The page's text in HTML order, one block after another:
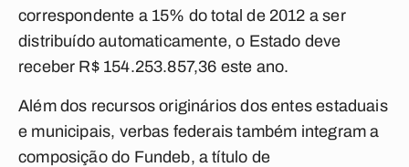
correspondente a 15% do total de 2012 a ser
distribuído automaticamente, o Estado deve
receber R$ 154.253.857,36 este ano.
Além dos recursos originários dos entes estaduais
e municipais, verbas federais também integram a
composição do Fundeb, a título de